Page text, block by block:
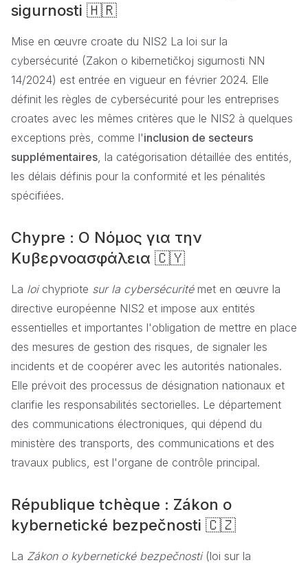
sigurnosti 🇭🇷
Mise en œuvre croate du NIS2 La loi sur la
cybersécurité (Zakon o kibernetičkoj sigurnosti NN
14/2024) est entrée en vigueur en février 2024. Elle
définit les règles de cybersécurité pour les entreprises
croates avec les mêmes critères que le NIS2 à quelques
exceptions près, comme l'inclusion de secteurs
supplémentaires , la catégorisation détaillée des entités,
les délais définis pour la conformité et les pénalités
spécifiées.
Chypre : Ο Νόμος για την
Κυβερνοασφάλεια 🇨🇾
La loichypriote sur la cybersécuritémet en œuvre la
directive européenne NIS2 et impose aux entités
essentielles et importantes l'obligation de mettre en place
des mesures de gestion des risques, de signaler les
incidents et de coopérer avec les autorités nationales.
Elle prévoit des processus de désignation nationaux et
clarifie les responsabilités sectorielles. Le département
des communications électroniques, qui dépend du
ministère des transports, des communications et des
travaux publics, est l'organe de contrôle principal.
République tchèque : Zákon o
kybernetické bezpečnosti 🇨🇿
La Zákon o kybernetické bezpečnosti(loi sur la